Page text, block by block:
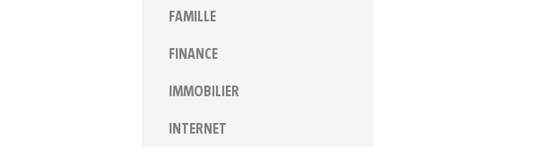
FAMILLE
FINANCE
IMMOBILIER
INTERNET